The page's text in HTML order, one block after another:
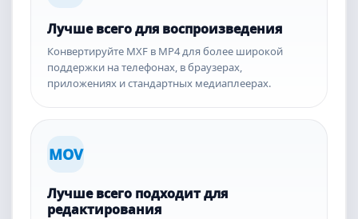
Лучше всего для воспроизведения
Конвертируйте MXF в MP4 для более широкой
поддержки на телефонах, в браузерах,
приложениях и стандартных медиаплеерах.
MOV
Лучше всего подходит для
редактирования